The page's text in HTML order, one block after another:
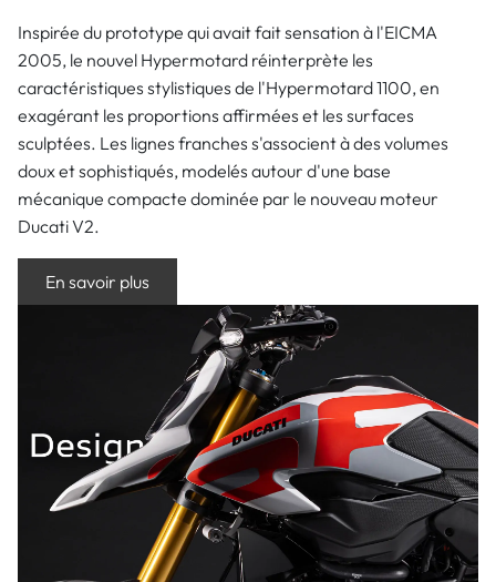
Inspirée du prototype qui avait fait sensation à l'EICMA
2005, le nouvel Hypermotard réinterprète les
caractéristiques stylistiques de l'Hypermotard 1100, en
exagérant les proportions affirmées et les surfaces
sculptées. Les lignes franches s'associent à des volumes
doux et sophistiqués, modelés autour d'une base
mécanique compacte dominée par le nouveau moteur
Ducati V2.
En savoir plus